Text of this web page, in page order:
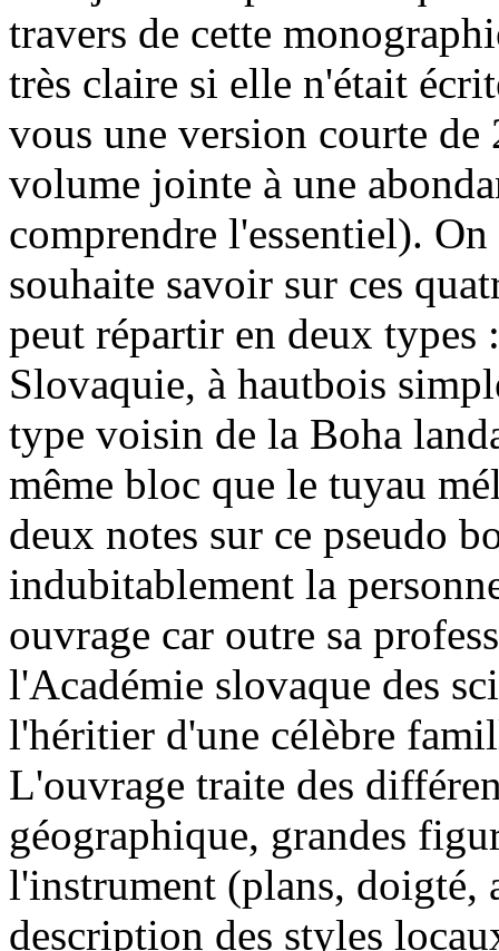
travers de cette
très claire si elle n'était
vous une version courte de
volume jointe à une
comprendre l'essentiel).
souhaite savoir sur ces
peut répartir en deux types
Slovaquie, à hautbois
type voisin de la Boha
même bloc que le tuyau
deux notes sur ce pseudo
indubitablement la
ouvrage car outre sa
l'Académie slovaque des
l'héritier d'une célèbre
L'ouvrage traite des
géographique, grandes
l'instrument (plans, doigté,
description des styles